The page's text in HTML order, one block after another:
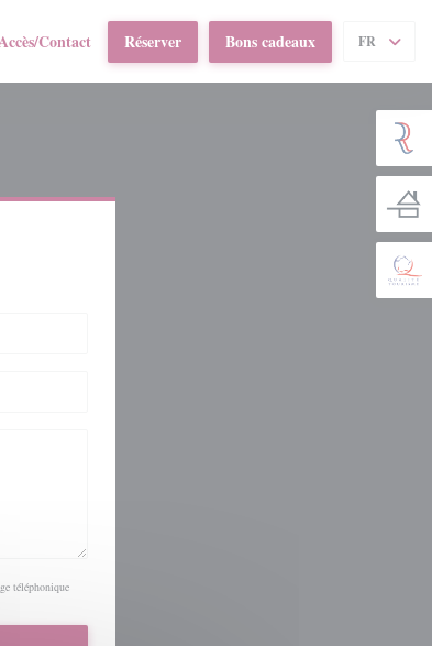
une nouvelle fenêtre))
Contact Réserver Bons cadeaux FR
téléphonique